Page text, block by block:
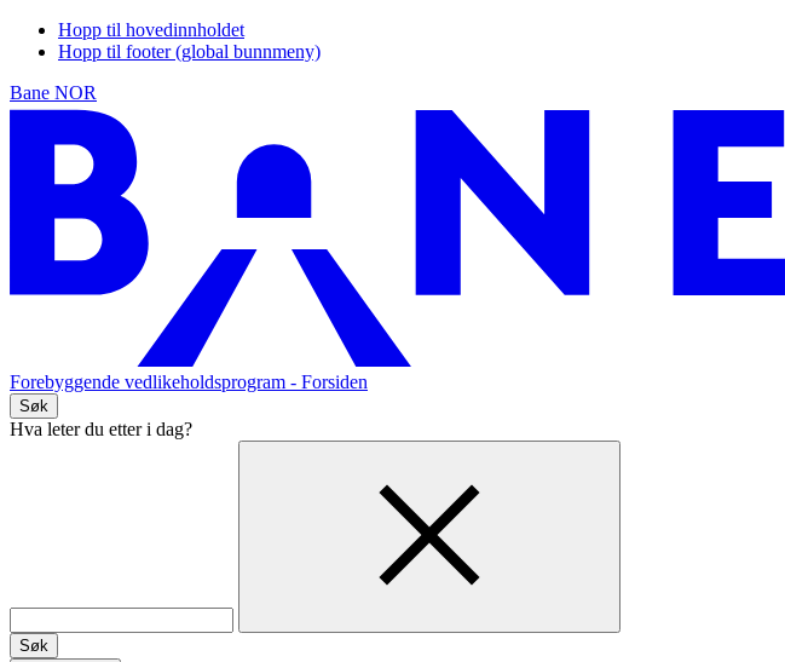
Hopp til hovedinnholdet
Hopp til footer (global bunnmeny)
Bane NOR
Forebyggende vedlikeholdsprogram - Forsiden
Søk
Hva leter du etter i dag?
Søk